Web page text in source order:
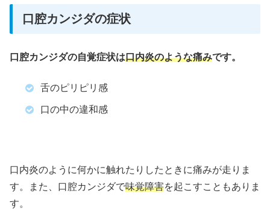
口腔カンジダの症状
口腔カンジダの自覚症状は口内炎のような痛みです。
舌のピリピリ感
口の中の違和感
口内炎のように何かに触れたりしたときに痛みが走りま
す。また、口腔カンジダで味覚障害を起こすこともありま
す。